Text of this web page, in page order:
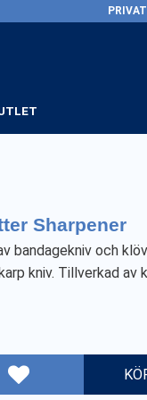
PRIVAT
Sharpener
bandagekniv och
kniv. Tillverkad av
Lägg till i favoriter